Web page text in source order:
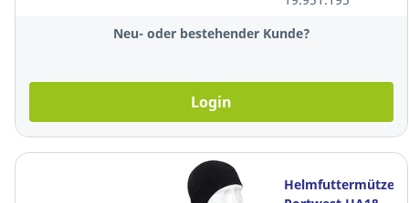
Neu- oder bestehender Kunde?
Login
Helmfuttermütze